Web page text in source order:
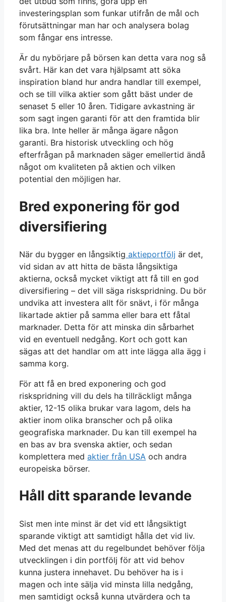
investeringsplan som funkar utifrån de mål och
förutsättningar man har och analysera bolag
som fångar ens intresse.
Är du nybörjare på börsen kan detta vara nog så
svårt. Här kan det vara hjälpsamt att söka
inspiration bland hur andra handlar till exempel,
och se till vilka aktier som gått bäst under de
senaset 5 eller 10 åren. Tidigare avkastning är
som sagt ingen garanti för att den framtida blir
lika bra. Inte heller är många ägare någon
garanti. Bra historisk utveckling och hög
efterfrågan på marknaden säger emellertid ändå
något om kvaliteten på aktien och vilken
potential den möjligen har.
Bred exponering för god
diversifiering
När du bygger en långsiktig aktieportfölj är det,
vid sidan av att hitta de bästa långsiktiga
aktierna, också mycket viktigt att få till en god
diversifiering – det vill säga riskspridning. Du bör
undvika att investera allt för snävt, i för många
likartade aktier på samma eller bara ett fåtal
marknader. Detta för att minska din sårbarhet
vid en eventuell nedgång. Kort och gott kan
sägas att det handlar om att inte lägga alla ägg i
samma korg.
För att få en bred exponering och god
riskspridning vill du dels ha tillräckligt många
aktier, 12-15 olika brukar vara lagom, dels ha
aktier inom olika branscher och på olika
geografiska marknader. Du kan till exempel ha
en bas av bra svenska aktier, och sedan
komplettera med aktier från USA och andra
europeiska börser.
Håll ditt sparande levande
Sist men inte minst är det vid ett långsiktigt
sparande viktigt att samtidigt hålla det vid liv.
Med det menas att du regelbundet behöver följa
utvecklingen i din portfölj för att vid behov
kunna justera innehavet. Du behöver ha is i
magen och inte sälja vid minsta lilla nedgång,
men samtidigt också kunna utvärdera och ta